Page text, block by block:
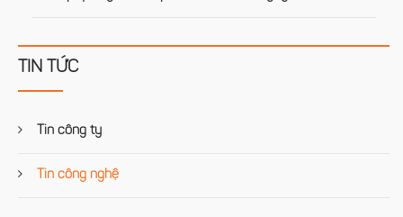
TIN TỨC
Tin công ty
Tin công nghệ